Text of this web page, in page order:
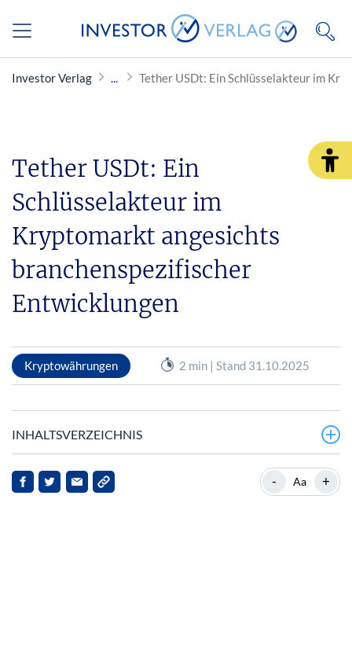
Investor Verlag Tether USDt: Ein Schlüsselakteur im
Tether USDt: Ein
Schlüsselakteur im
Kryptomarkt angesichts
branchenspezifischer
Entwicklungen
Kryptowährungen 2 min | Stand 31.10.2025
INHALTSVERZEICHNIS
Die Rolle von Tether im Kryptomarkt
- Aa +